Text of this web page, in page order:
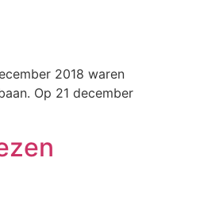
2018 waren
Op 21 december